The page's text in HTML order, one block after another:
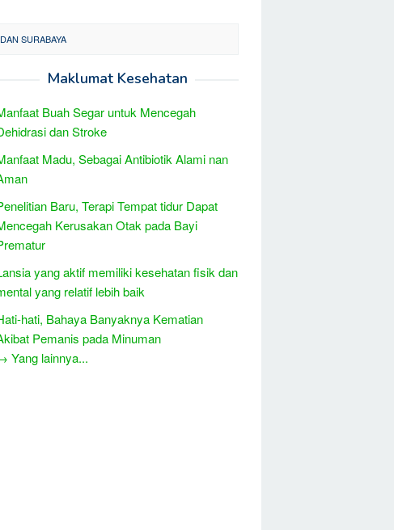
SURABAYA
Maklumat Kesehatan
Buah Segar untuk Mencegah
dan Stroke
Madu, Sebagai Antibiotik Alami nan
Baru, Terapi Tempat tidur Dapat
Kerusakan Otak pada Bayi
yang aktif memiliki kesehatan fisik dan
yang relatif lebih baik
hati, Bahaya Banyaknya Kematian
Pemanis pada Minuman
Yang lainnya...